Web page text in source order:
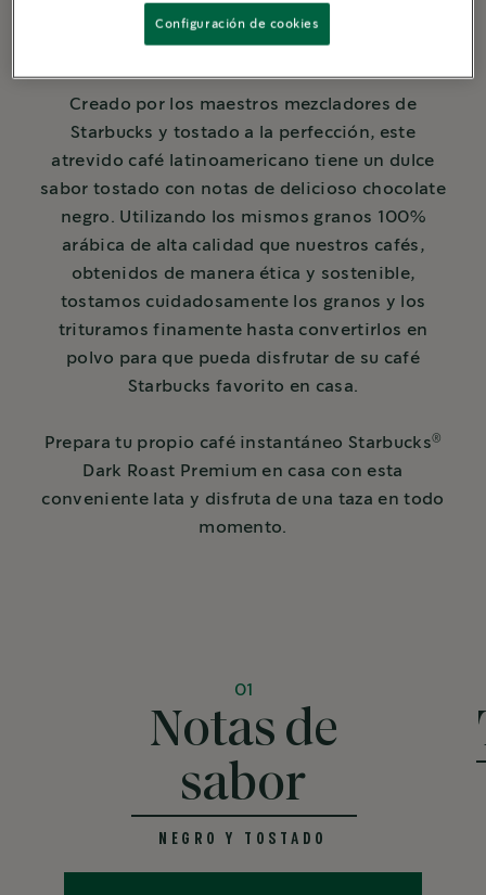
Creado por los maestros mezcladores de
Starbucks y tostado a la perfección, este
atrevido café latinoamericano tiene un dulce
sabor tostado con notas de delicioso chocolate
negro. Utilizando los mismos granos 100%
arábica de alta calidad que nuestros cafés,
obtenidos de manera ética y sostenible,
tostamos cuidadosamente los granos y los
trituramos finamente hasta convertirlos en
polvo para que pueda disfrutar de su café
Starbucks favorito en casa.
Prepara tu propio café instantáneo Starbucks®
Dark Roast Premium en casa con esta
conveniente lata y disfruta de una taza en todo
momento.
01
Notas de
sabor
NEGRO Y TOSTADO
Configuración de cookies